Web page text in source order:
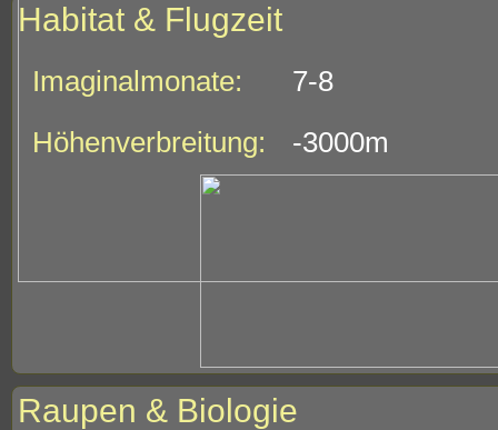
Habitat & Flugzeit
Imaginalmonate:
7-8
Höhenverbreitung:
-3000m
Raupen & Biologie